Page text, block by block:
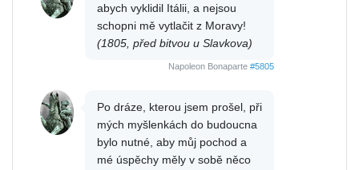
abych vyklidil Itálii, a nejsou
schopni mě vytlačit z Moravy!
(1805, před bitvou u Slavkova)
Napoleon Bonaparte #5805
Po dráze, kterou jsem prošel, při
mých myšlenkách do budoucna
bylo nutné, aby můj pochod a
mé úspěchy měly v sobě něco